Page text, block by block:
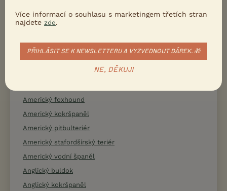
Aljašský malamut
Alpský jezevčíkovitý brakýř
American Bully
Americký bezsrstý teriér
Americký foxhound
Americký kokršpaněl
Americký pitbulteriér
Americký stafordšírský teriér
Americký vodní španěl
Anglický buldok
Anglický kokršpaněl
Více informací o souhlasu s marketingem třetích stran
najdete zde.
PŘIHLÁSIT SE K NEWSLETTERU A VYZVEDNOUT DÁREK. 🎁
NE, DĚKUJI